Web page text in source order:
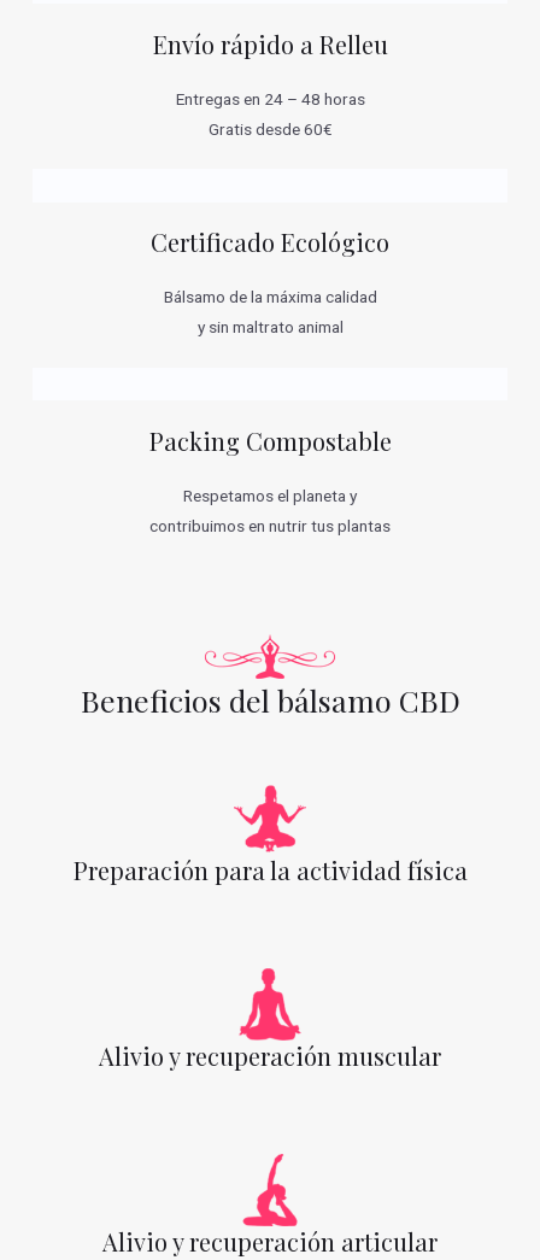
Envío rápido a Relleu
Entregas en 24 – 48 horas
Gratis desde 60€
Certificado Ecológico
Bálsamo de la máxima calidad
y sin maltrato animal
Packing Compostable
Respetamos el planeta y
contribuimos en nutrir tus plantas
Beneficios del bálsamo CBD
Preparación para la actividad física
Alivio y recuperación muscular
Alivio y recuperación articular